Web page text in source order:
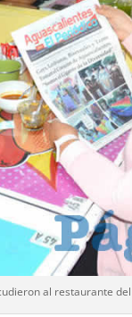
al restaurante